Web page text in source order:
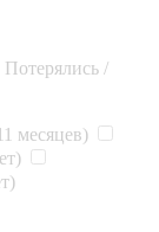
Потерялись /
месяцев)